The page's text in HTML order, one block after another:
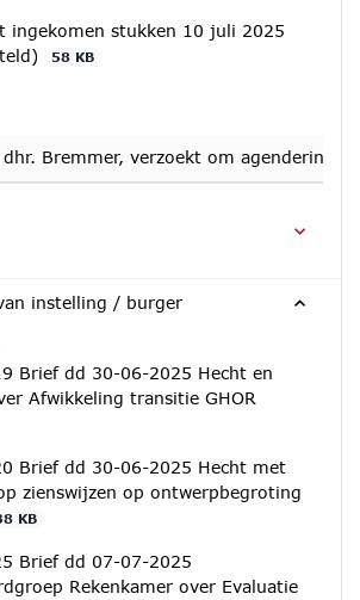
ingekomen stukken 10 juli 2025
58 KB
dhr. Bremmer, verzoekt om agendering
instelling / burger
Brief dd 30-06-2025 Hecht en
Afwikkeling transitie GHOR
Brief dd 30-06-2025 Hecht met
zienswijzen op ontwerpbegroting
KB
Brief dd 07-07-2025
Rekenkamer over Evaluatie